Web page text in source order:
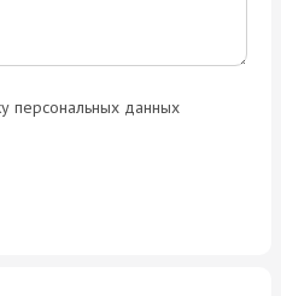
персональных данных